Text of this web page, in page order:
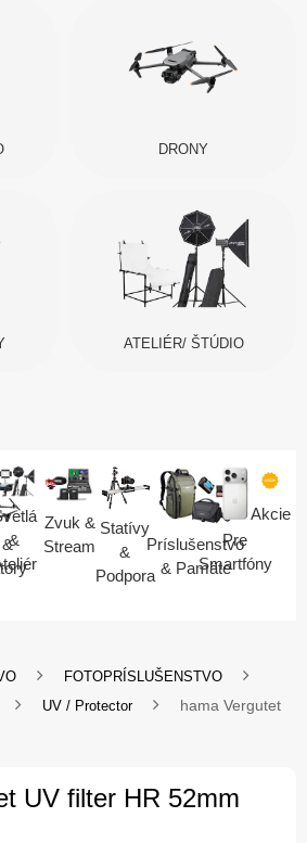
DRONY
ATELIÉR/ ŠTÚDIO
&
Zvuk &
Stream
Statívy
&
Podpora
Príslušenstvo
& Pamäte
Pre
Smartfóny
Akcie
FOTOPRÍSLUŠENSTVO
UV / Protector
hama Vergutet
UV filter HR 52mm